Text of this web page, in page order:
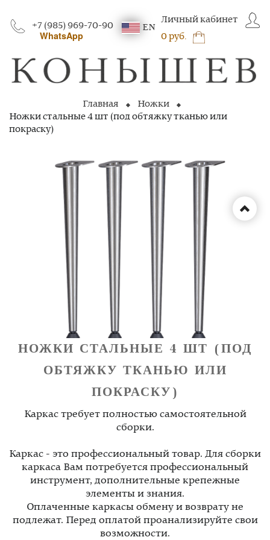
+7 (985) 969-70-90
WhatsApp
EN
Личный кабинет
0 руб.
Главная
Ножки
Ножки стальные 4 шт (под обтяжку тканью или
покраску)
НОЖКИ СТАЛЬНЫЕ 4 ШТ (ПОД
ОБТЯЖКУ ТКАНЬЮ ИЛИ
ПОКРАСКУ)
Каркас требует полностью самостоятельной
сборки.
Каркас - это профессиональный товар. Для сборки
каркаса Вам потребуется профессиональный
инструмент, дополнительные крепежные
элементы и знания.
Оплаченные каркасы обмену и возврату не
подлежат. Перед оплатой проанализируйте свои
возможности.